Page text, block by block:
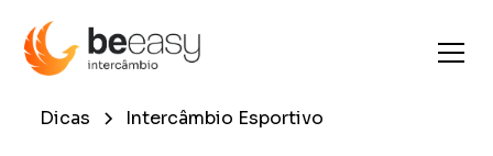
Dicas Intercâmbio Esportivo